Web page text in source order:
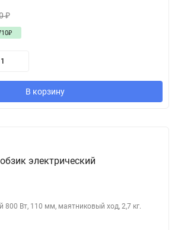
₽
₽
В корзину
электрический
800 Вт, 110 мм, маятниковый ход, 2,7 кг.